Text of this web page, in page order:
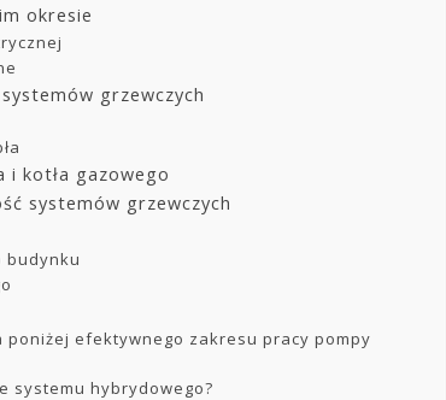
okresie
grzewczych
i kotła gazowego
systemów grzewczych
budynku
efektywnego zakresu pracy pompy
systemu hybrydowego?